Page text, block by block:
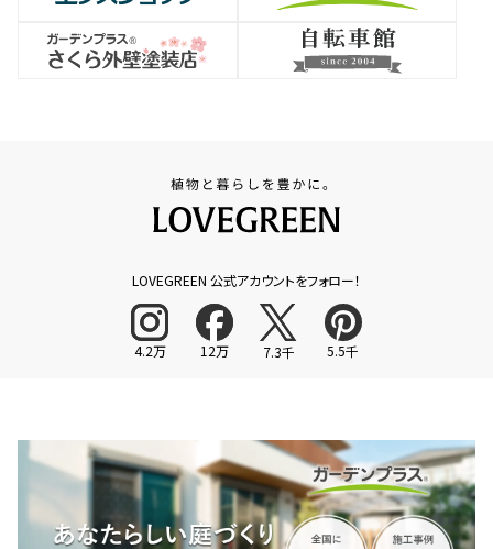
LOVEGREEN 公式アカウントをフォロー！
4.2万 12万 7.3千 5.5千